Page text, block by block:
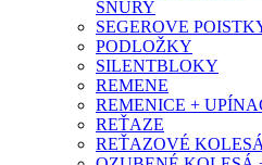
ŠNÚRY
SEGEROVE
PODLOŽKY
SILENTBLOKY
REMENE
REMENICE +
REŤAZE
REŤAZOVÉ